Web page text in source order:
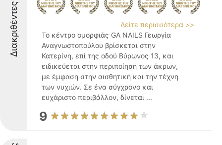
Διακριθέντες
Δείτε περισσότερα >>
Το κέντρο ομορφιάς GA NAILS Γεωργία
Αναγνωστοπούλου βρίσκεται στην
Κατερίνη, επί της οδού Βύρωνος 13, και
ειδικεύεται στην περιποίηση των άκρων,
με έμφαση στην αισθητική και την τέχνη
των νυχιών. Σε ένα σύγχρονο και
ευχάριστο περιβάλλον, δίνεται ...
9